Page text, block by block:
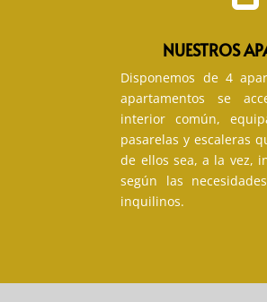
NUESTROS
Disponemos de 4
apartamentos se
interior común,
pasarelas y escaleras
de ellos sea, a la vez,
según las
inquilinos.